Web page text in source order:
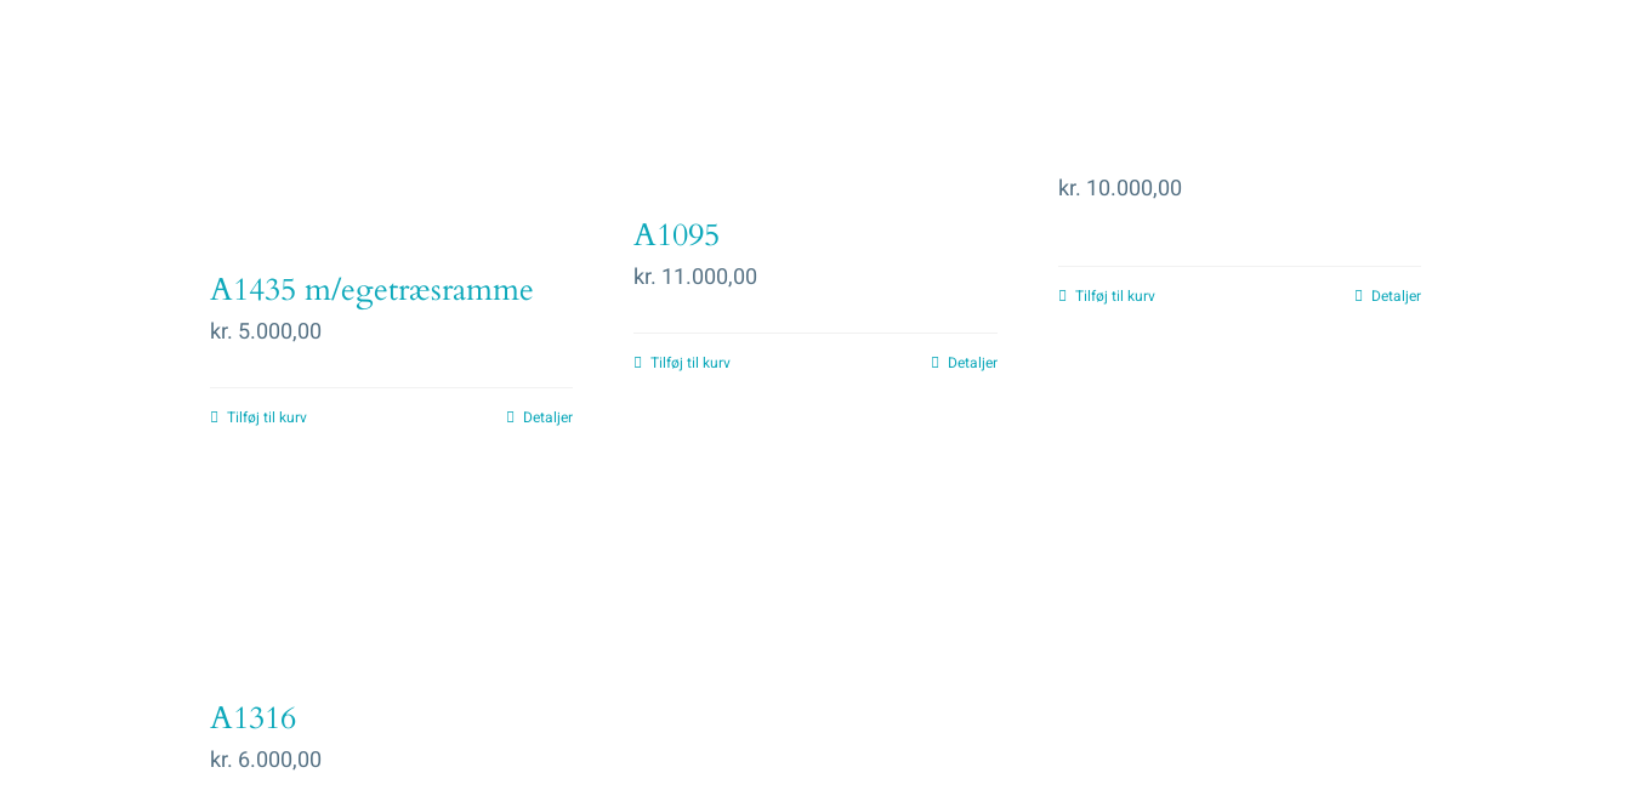
A1435 m/egetræsramme
kr. 5.000,00
Tilføj til kurv Detaljer
A1095
kr. 11.000,00
Tilføj til kurv Detaljer
kr. 10.000,00
Tilføj til kurv Detaljer
A1316
kr. 6.000,00